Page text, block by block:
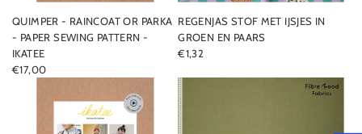
E
QUIMPER - RAINCOAT OR PARKA
- PAPER SEWING PATTERN -
IKATEE
€17,00
REGENJAS STOF MET IJSJES IN
GROEN EN PAARS
€1,32